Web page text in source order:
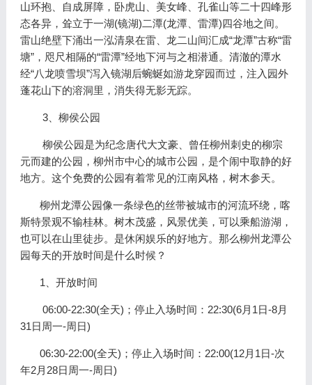
山环抱、自成屏障，卧虎山、美女峰、孔雀山等二十四峰形
态各异，耸立于一湖(镜湖)二潭(龙潭、雷潭)四谷地之间。
雷山绝壁下涌出一泓清泉在雷、龙二山间汇成“龙潭”古称“雷
塘”，咫尺相隔的“雷潭”经地下河与之相潜通。清澈的潭水
经“八龙喷雪坝”泻入镜湖后蜿蜒如游龙穿园而过，注入园外
蓬花山下的溶洞里，消失得无影无踪。
3、柳侯公园
柳侯公园是为纪念唐代大文豪、曾任柳州刺史的柳宗
元而建的公园，柳州市中心的城市公园，是个闹中取静的好
地方。这个免费的公园有着常见的江南风格，树木参天。
柳州龙潭公园像一条绿色的丝带被城市的河流环绕，喀
斯特景观不输桂林。树木茂盛，风景优美，可以乘船游湖，
也可以在山里徒步。是休闲娱乐的好地方。那么柳州龙潭公
园每天的开放时间是什么时候？
1、开放时间
06:00-22:30(全天)；停止入场时间：22:30(6月1日-8月
31日周一-周日)
06:30-22:00(全天)；停止入场时间：22:00(12月1日-次
年2月28日周一-周日)